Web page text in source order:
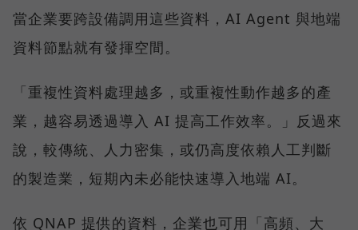
當企業要跨設備調用這些資料，AI Agent 與地端
資料節點就有發揮空間。
「重複性資料處理越多，或重複性動作越多的產
業，越容易透過導入 AI 提高工作效率。」反過來
說，較傳統、人力密集，或仍高度依賴人工判斷
的製造業，短期內未必能快速導入地端 AI。
依 QNAP 提供的資料，企業也可用「高頻、大